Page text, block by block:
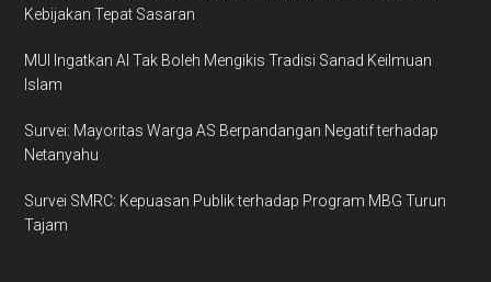
Kebijakan Tepat Sasaran
MUI Ingatkan AI Tak Boleh Mengikis Tradisi Sanad Keilmuan
Islam
Survei: Mayoritas Warga AS Berpandangan Negatif terhadap
Netanyahu
Survei SMRC: Kepuasan Publik terhadap Program MBG Turun
Tajam